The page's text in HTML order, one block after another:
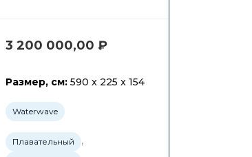
3 200 000,00₽
Размер, см: 590 x 225 x 154
Waterwave
Плавательный ,